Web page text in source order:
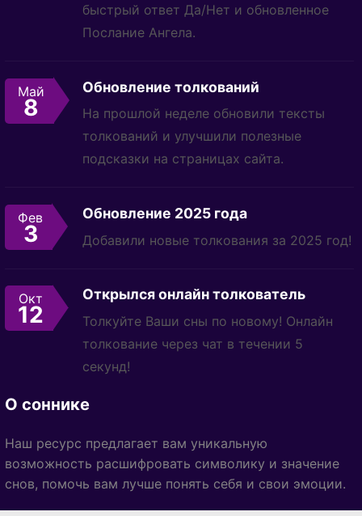
быстрый ответ Да/Нет и обновленное
Послание Ангела.
Май
8
Обновление толкований
На прошлой неделе обновили тексты
толкований и улучшили полезные
подсказки на страницах сайта.
Фев
3
Обновление 2025 года
Добавили новые толкования за 2025 год!
Окт
12
Открылся онлайн толкователь
Толкуйте Ваши сны по новому! Онлайн
толкование через чат в течении 5
секунд!
О соннике
Наш ресурс предлагает вам уникальную
возможность расшифровать символику и значение
снов, помочь вам лучше понять себя и свои эмоции.